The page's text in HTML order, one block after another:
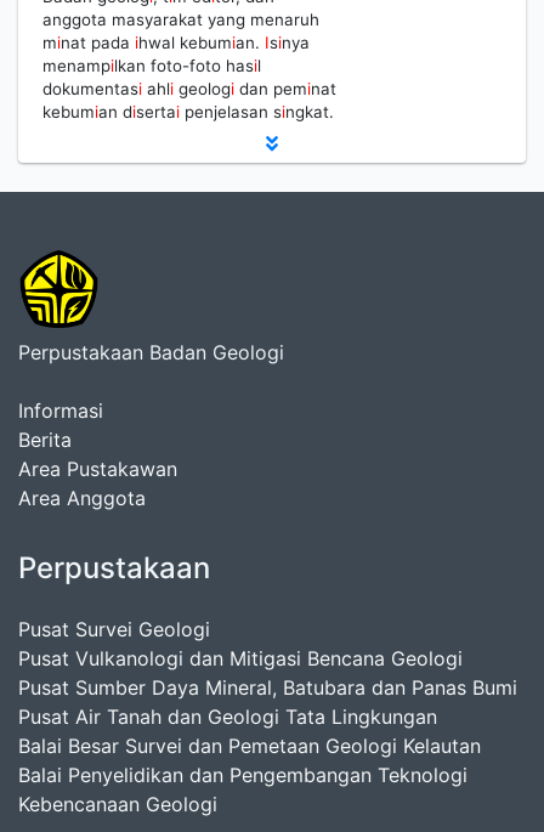
anggota masyarakat yang menaruh
minat pada ihwal kebumian. Isinya
menampilkan foto-foto hasil
dokumentasi ahli geologi dan peminat
kebumian disertai penjelasan singkat.
Perpustakaan Badan Geologi
Informasi
Berita
Area Pustakawan
Area Anggota
Perpustakaan
Pusat Survei Geologi
Pusat Vulkanologi dan Mitigasi Bencana Geologi
Pusat Sumber Daya Mineral, Batubara dan Panas Bumi
Pusat Air Tanah dan Geologi Tata Lingkungan
Balai Besar Survei dan Pemetaan Geologi Kelautan
Balai Penyelidikan dan Pengembangan Teknologi
Kebencanaan Geologi